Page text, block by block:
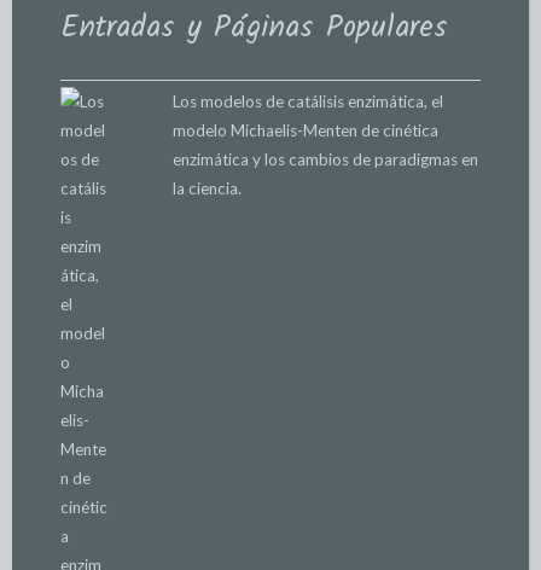
Entradas y Páginas Populares
Los modelos de catálisis enzimática, el
modelo Michaelis-Menten de cinética
enzimática y los cambios de paradigmas en
la ciencia.